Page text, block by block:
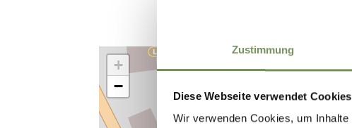
Zustimmung
Diese Webseite verwendet Cookies
Wir verwenden Cookies, um
+
−